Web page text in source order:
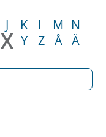
J K L M N
X Y Z Å Ä